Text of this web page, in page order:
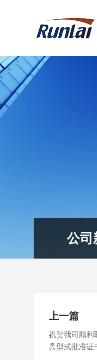
公司
上一篇
祝贺我司顺利
具型式批准证